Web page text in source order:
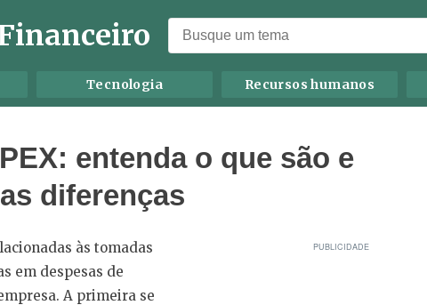
Tecnologia Recursos humanos
entenda o que são e
diferenças
às tomadas
em despesas de
A primeira se